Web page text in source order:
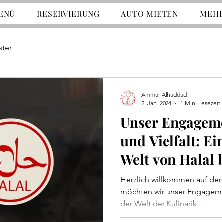
RESERVIERUNG AUTO MIETEN
Unser
und Vielfalt:
Welt von Halal
Eleven
Herzlich willkommen auf
möchten wir unser
der Welt der Kulinarik...
Ammar Alhaddad
2. Jan. 2024
1 Min. Lesezeit